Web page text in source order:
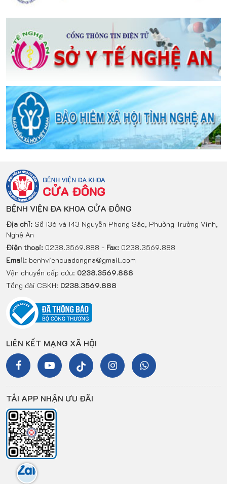
BỆNH VIỆN ĐA KHOA CỬA ĐÔNG
Địa chỉ: Số 136 và 143 Nguyễn Phong Sắc, Phường Trường Vinh,
Nghệ An
Điện thoại: 0238.3569.888 - Fax: 0238.3569.888
Email: benhviencuadongna@gmail.com
Vận chuyển cấp cứu: 0238.3569.888
Tổng đài CSKH: 0238.3569.888
LIÊN KẾT MẠNG XÃ HỘI
TẢI APP NHẬN ƯU ĐÃI